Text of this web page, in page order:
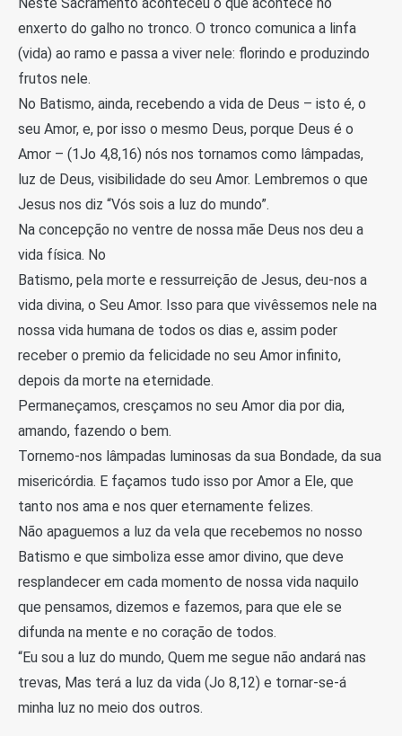
enxerto do galho no tronco. O tronco comunica a linfa
(vida) ao ramo e passa a viver nele: florindo e produzindo
frutos nele.
No Batismo, ainda, recebendo a vida de Deus – isto é, o
seu Amor, e, por isso o mesmo Deus, porque Deus é o
Amor – (1Jo 4,8,16) nós nos tornamos como lâmpadas,
luz de Deus, visibilidade do seu Amor. Lembremos o que
Jesus nos diz “Vós sois a luz do mundo”.
Na concepção no ventre de nossa mãe Deus nos deu a
vida física. No
Batismo, pela morte e ressurreição de Jesus, deu-nos a
vida divina, o Seu Amor. Isso para que vivêssemos nele na
nossa vida humana de todos os dias e, assim poder
receber o premio da felicidade no seu Amor infinito,
depois da morte na eternidade.
Permaneçamos, cresçamos no seu Amor dia por dia,
amando, fazendo o bem.
Tornemo-nos lâmpadas luminosas da sua Bondade, da sua
misericórdia. E façamos tudo isso por Amor a Ele, que
tanto nos ama e nos quer eternamente felizes.
Não apaguemos a luz da vela que recebemos no nosso
Batismo e que simboliza esse amor divino, que deve
resplandecer em cada momento de nossa vida naquilo
que pensamos, dizemos e fazemos, para que ele se
difunda na mente e no coração de todos.
“Eu sou a luz do mundo, Quem me segue não andará nas
trevas, Mas terá a luz da vida (Jo 8,12) e tornar-se-á
minha luz no meio dos outros.